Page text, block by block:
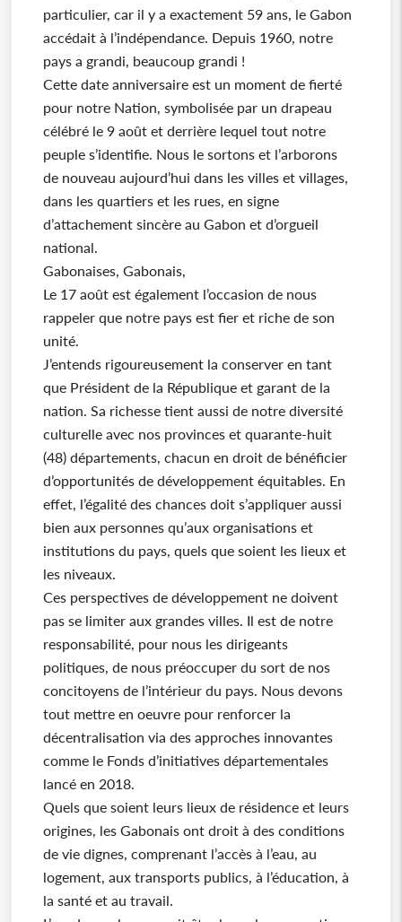
particulier, car il y a exactement 59 ans, le Gabon
accédait à l’indépendance. Depuis 1960, notre
pays a grandi, beaucoup grandi !
Cette date anniversaire est un moment de fierté
pour notre Nation, symbolisée par un drapeau
célébré le 9 août et derrière lequel tout notre
peuple s’identifie. Nous le sortons et l’arborons
de nouveau aujourd’hui dans les villes et villages,
dans les quartiers et les rues, en signe
d’attachement sincère au Gabon et d’orgueil
national.
Gabonaises, Gabonais,
Le 17 août est également l’occasion de nous
rappeler que notre pays est fier et riche de son
unité.
J’entends rigoureusement la conserver en tant
que Président de la République et garant de la
nation. Sa richesse tient aussi de notre diversité
culturelle avec nos provinces et quarante-huit
(48) départements, chacun en droit de bénéficier
d’opportunités de développement équitables. En
effet, l’égalité des chances doit s’appliquer aussi
bien aux personnes qu’aux organisations et
institutions du pays, quels que soient les lieux et
les niveaux.
Ces perspectives de développement ne doivent
pas se limiter aux grandes villes. Il est de notre
responsabilité, pour nous les dirigeants
politiques, de nous préoccuper du sort de nos
concitoyens de l’intérieur du pays. Nous devons
tout mettre en oeuvre pour renforcer la
décentralisation via des approches innovantes
comme le Fonds d’initiatives départementales
lancé en 2018.
Quels que soient leurs lieux de résidence et leurs
origines, les Gabonais ont droit à des conditions
de vie dignes, comprenant l’accès à l’eau, au
logement, aux transports publics, à l’éducation, à
la santé et au travail.